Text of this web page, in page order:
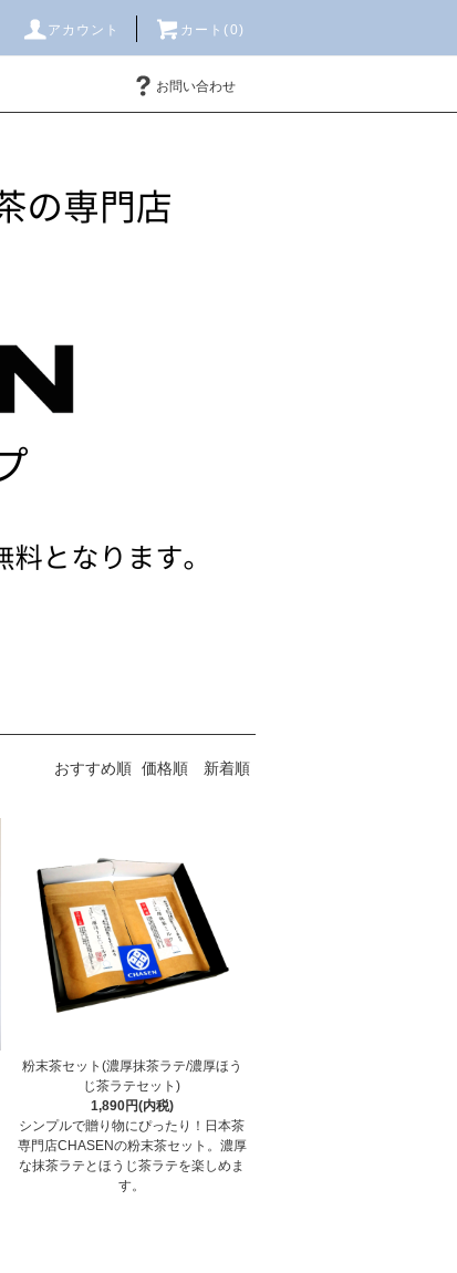
アカウント カート(0)
お問い合わせ
おすすめ順 価格順 新着順
粉末茶セット(濃厚抹茶ラテ/濃厚ほう
じ茶ラテセット)
1,890円(内税)
シンプルで贈り物にぴったり！日本茶
専門店CHASENの粉末茶セット。濃厚
な抹茶ラテとほうじ茶ラテを楽しめま
す。